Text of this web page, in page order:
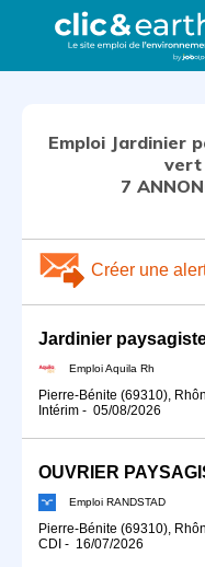
Emploi Jardinier
vert
7
Créer une
Jardinier
Emploi Aquila Rh
Pierre-Bénite (69310),
Intérim - 05/08/2026
OUVRIER
Emploi RANDSTAD
Pierre-Bénite (69310),
CDI - 16/07/2026